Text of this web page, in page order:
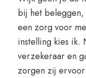
bij het
een zorg voor
instelling kies ik.
verzekeraar en
zorgen zij